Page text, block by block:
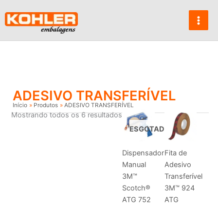
para
conteúdo
ADESIVO TRANSFERÍVEL
Início Produtos ADESIVO TRANSFERÍVEL
Mostrando todos os 6 resultados
ESGOTADO
Dispensador
Manual
3M™
Scotch®
ATG 752
Fita de
Adesivo
Transferível
3M™ 924
ATG